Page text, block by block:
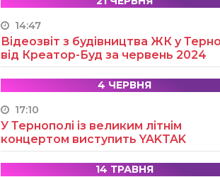
14:47
Відеозвіт з будівництва ЖК у
від Креатор-Буд за червень 2024
4 ЧЕРВНЯ
17:10
У Тернополі із великим літнім
концертом виступить YAKTAK
14 ТРАВНЯ